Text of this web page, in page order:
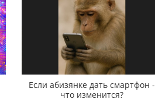
Если абизянке дать смартфон -
что изменится?